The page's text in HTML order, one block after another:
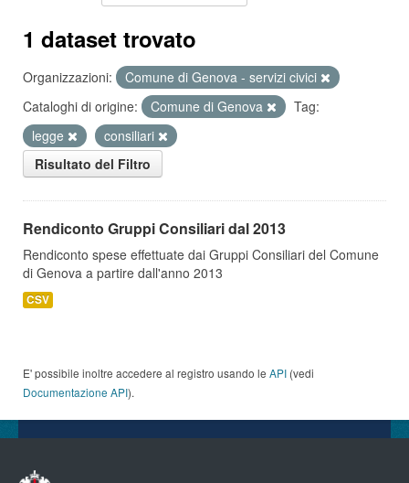
1 dataset trovato
Organizzazioni:
Comune di Genova - servizi civici
Cataloghi di origine:
Comune di Genova
Tag:
legge
consiliari
Risultato del Filtro
Rendiconto Gruppi Consiliari dal 2013
Rendiconto spese effettuate dai Gruppi Consiliari del Comune
di Genova a partire dall'anno 2013
CSV
E' possibile inoltre accedere al registro usando le API (vedi
Documentazione API).